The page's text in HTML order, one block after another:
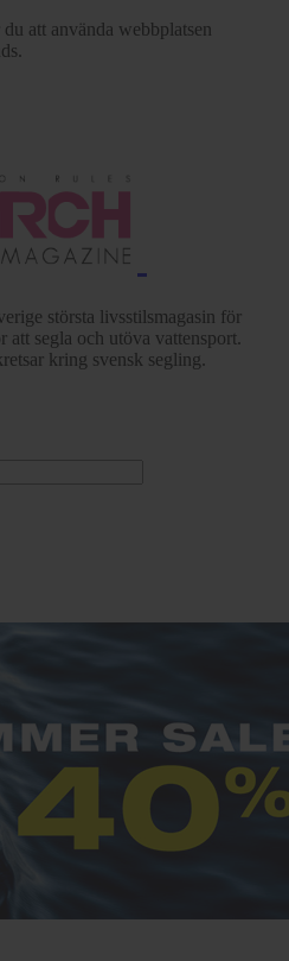
att använda webbplatsen
största livsstilsmagasin för
att segla och utöva vattensport.
kring svensk segling.